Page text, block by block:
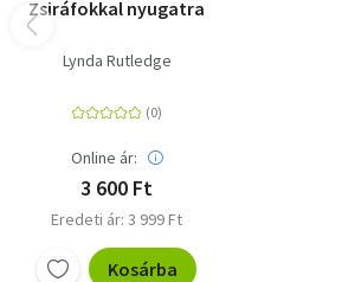
Zsiráfokkal nyugatra
Lynda Rutledge
Online ár:
3 600 Ft
Eredeti ár: 3 999 Ft
Kosárba